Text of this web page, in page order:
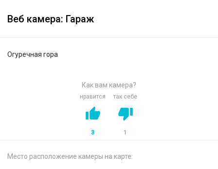
Веб камера: Гараж
Огуречная гора
Как вам камера?
нравится так себе
3 1
Место расположение камеры на карте: